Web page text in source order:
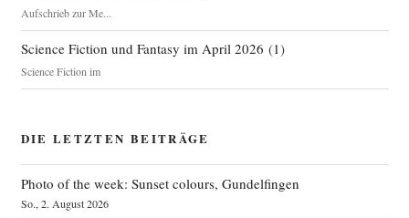
Aufschrieb zur Me...
Science Fiction und Fantasy im April 2026 (1)
Science Fiction im
DIE LETZTEN BEITRÄGE
Photo of the week: Sunset colours, Gundelfingen
So., 2. August 2026